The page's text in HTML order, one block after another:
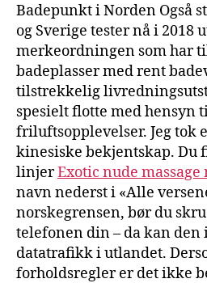
Badepunkt i Norden Også
og Sverige tester nå i 2018
merkeordningen som har
badeplasser med rent
tilstrekkelig
spesielt flotte med hensyn
friluftsopplevelser. Jeg tok
kinesiske bekjentskap. Du
linjerExotic nude massage
navn nederst i «Alle
norskegrensen, bør du
telefonen din – da kan den
datatrafikk i utlandet.
forholdsregler er det ikke